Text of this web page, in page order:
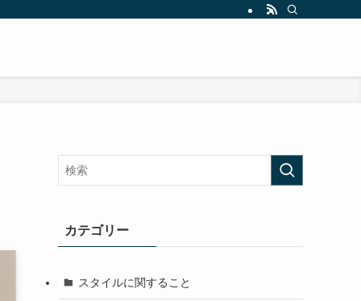
カテゴリー
スタイルに関すること